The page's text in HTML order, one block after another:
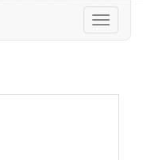
Toggle